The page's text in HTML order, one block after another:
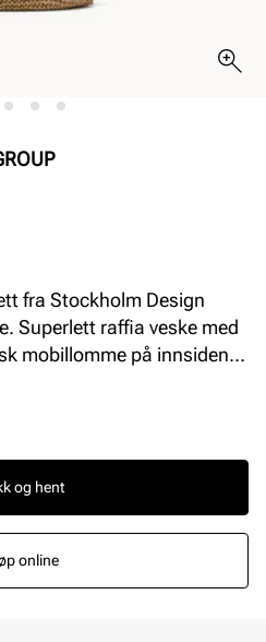
fra Stockholm Design
Superlett raffia veske med
mobillomme på innsiden.
i cognac.
og shopping. L: 25 cm H:
og hent
online